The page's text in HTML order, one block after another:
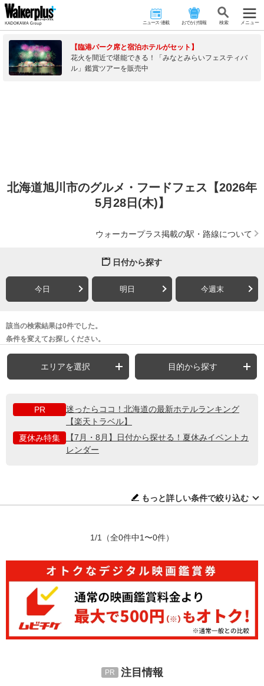
ニュース･連載 おでかけ情報 検 索 メニュー
【臨港パーク席と宿泊ホテルがセット】
花火を間近で堪能できる！「みなとみらいフェスティバ
ル」鑑賞ツアーを販売中
北海道旭川市のグルメ・フードフェス【2026年
5月28日(木)】
ウォーカープラス掲載の駅・路線について
日付から探す
今日 明日 今週末
該当の検索結果は0件でした。
条件を変えてお探しください。
エリアを選択 目的から探す
PR
迷ったらココ！北海道の最新ホテルランキング
【楽天トラベル】
夏休み特集
【7月・8月】日付から探せる！夏休みイベントカ
レンダー
もっと詳しい条件で絞り込む
1/1 （全0件中1〜0件）
注目情報